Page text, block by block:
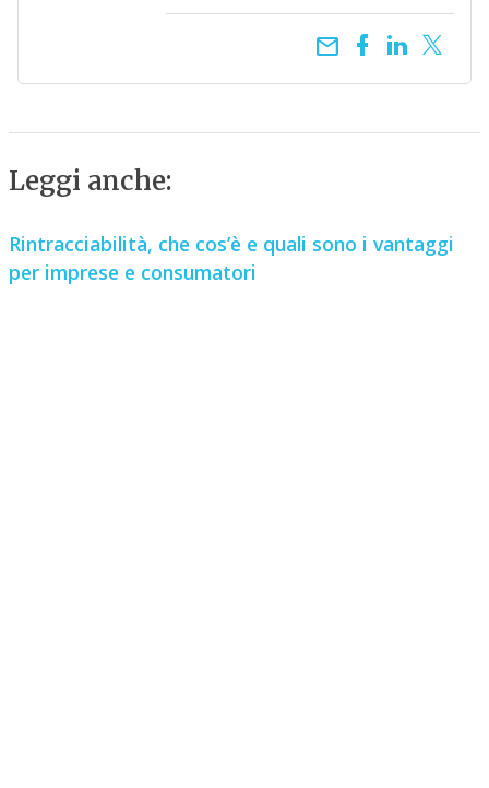
email
Leggi anche:
Rintracciabilità, che cos’è e quali sono i vantaggi
per imprese e consumatori